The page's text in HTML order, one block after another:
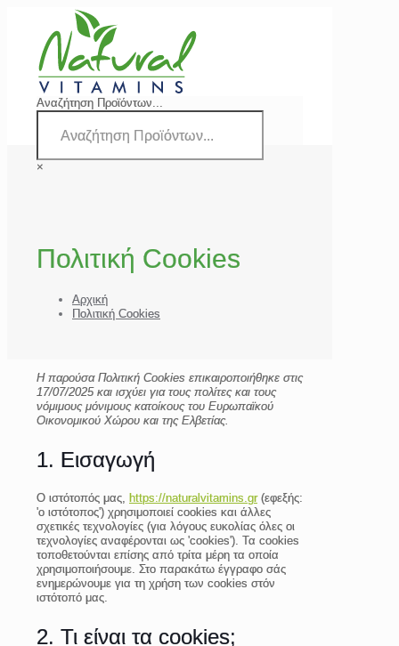
Αναζήτηση Προϊόντων...
×
Πολιτική Cookies
Αρχική
Πολιτική Cookies
Η παρούσα Πολιτική Cookies επικαιροποιήθηκε στις
17/07/2025 και ισχύει για τους πολίτες και τους
νόμιμους μόνιμους κατοίκους του Ευρωπαϊκού
Οικονομικού Χώρου και της Ελβετίας.
1. Εισαγωγή
Ο ιστότοπός μας, https://naturalvitamins.gr(εφεξής:
'ο ιστότοπος') χρησιμοποιεί cookies και άλλες
σχετικές τεχνολογίες (για λόγους ευκολίας όλες οι
τεχνολογίες αναφέρονται ως 'cookies'). Τα cookies
τοποθετούνται επίσης από τρίτα μέρη τα οποία
χρησιμοποιήσουμε. Στο παρακάτω έγγραφο σάς
ενημερώνουμε για τη χρήση των cookies στόν
ιστότοπό μας.
2. Τι είναι τα cookies;